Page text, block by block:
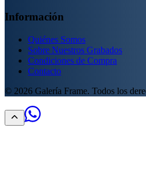
Información
Quiénes Somos
Sobre Nuestros Grabados
Condiciones de Compra
Contacto
© 2026 Galería Frame. Todos los